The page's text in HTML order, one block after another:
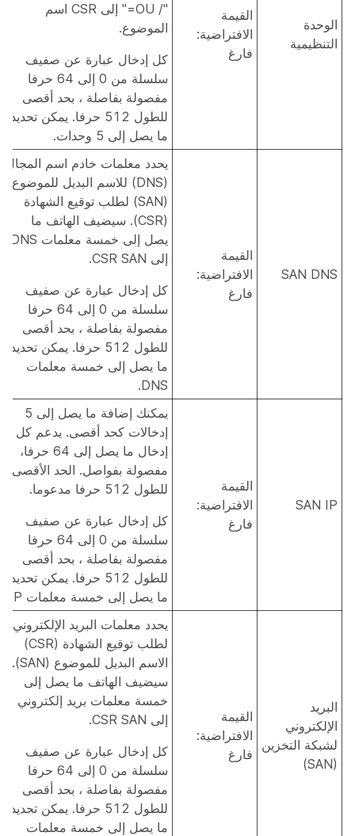
الوحدة
التنظيمية
القيمة
الافتراضية:
فارغ
"/ OU=" إلى CSR اسم
الموضوع.
كل إدخال عبارة عن صفيف
سلسلة من 0 إلى 64 حرفا
مفصولة بفاصلة ، بحد أقصى
للطول 512 حرفا. يمكن تحديد
ما يصل إلى 5 وحدات.
SAN DNS
القيمة
الافتراضية:
فارغ
يحدد معلمات خادم اسم المجال
(DNS) للاسم البديل للموضوع
(SAN) لطلب توقيع الشهادة
(CSR). سيضيف الهاتف ما
يصل إلى خمسة معلمات DNS
إلى CSR SAN.
كل إدخال عبارة عن صفيف
سلسلة من 0 إلى 64 حرفا
مفصولة بفاصلة ، بحد أقصى
للطول 512 حرفا. يمكن تحديد
ما يصل إلى خمسة معلمات
DNS.
SAN IP
القيمة
الافتراضية:
فارغ
يمكنك إضافة ما يصل إلى 5
إدخالات كحد أقصى. يدعم كل
إدخال ما يصل إلى 64 حرفا،
مفصولة بفواصل. الحد الأقصى
للطول 512 حرفا مدعوما.
كل إدخال عبارة عن صفيف
سلسلة من 0 إلى 64 حرفا
مفصولة بفاصلة ، بحد أقصى
للطول 512 حرفا. يمكن تحديد
ما يصل إلى خمسة معلمات IP.
البريد
الإلكتروني
لشبكة التخزين
(SAN)
القيمة
الافتراضية:
فارغ
يحدد معلمات البريد الإلكتروني
لطلب توقيع الشهادة (CSR)
الاسم البديل للموضوع (SAN).
سيضيف الهاتف ما يصل إلى
خمسة معلمات بريد إلكتروني
إلى CSR SAN.
كل إدخال عبارة عن صفيف
سلسلة من 0 إلى 64 حرفا
مفصولة بفاصلة ، بحد أقصى
للطول 512 حرفا. يمكن تحديد
ما يصل إلى خمسة معلمات